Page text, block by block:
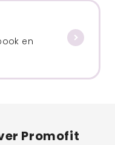
en
Promofit